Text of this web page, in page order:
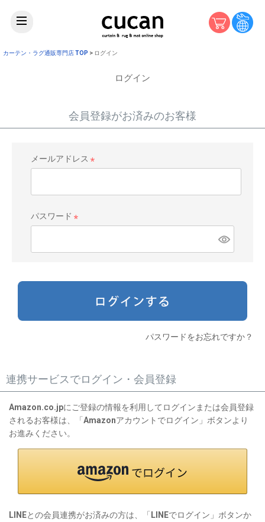
カーテン・ラグ通販専門店 TOP ログイン
ログイン
会員登録がお済みのお客様
メールアドレス
パスワード
パスワードをお忘れですか？
連携サービスでログイン・会員登録
Amazon.co.jpにご登録の情報を利用してログインまたは会員登録
されるお客様は、「Amazonアカウントでログイン」ボタンより
お進みください。
LINEとの会員連携がお済みの方は、「LINEでログイン」ボタンか